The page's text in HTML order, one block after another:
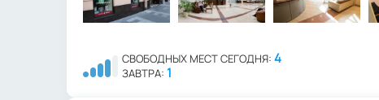
СВОБОДНЫХ МЕСТ СЕГОДНЯ: 4
ЗАВТРА: 1